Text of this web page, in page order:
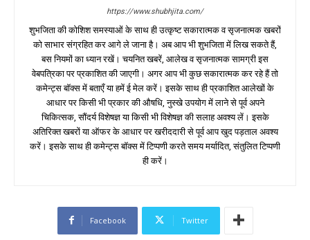
https://www.shubhjita.com/
शुभजिता की कोशिश समस्याओं के साथ ही उत्कृष्ट सकारात्मक व सृजनात्मक खबरों
को साभार संग्रहित कर आगे ले जाना है। अब आप भी शुभजिता में लिख सकते हैं,
बस नियमों का ध्यान रखें। चयनित खबरें, आलेख व सृजनात्मक सामग्री इस
वेबपत्रिका पर प्रकाशित की जाएगी। अगर आप भी कुछ सकारात्मक कर रहे हैं तो
कमेन्ट्स बॉक्स में बताएँ या हमें ई मेल करें। इसके साथ ही प्रकाशित आलेखों के
आधार पर किसी भी प्रकार की औषधि, नुस्खे उपयोग में लाने से पूर्व अपने
चिकित्सक, सौंदर्य विशेषज्ञ या किसी भी विशेषज्ञ की सलाह अवश्य लें। इसके
अतिरिक्त खबरों या ऑफर के आधार पर खरीददारी से पूर्व आप खुद पड़ताल अवश्य
करें। इसके साथ ही कमेन्ट्स बॉक्स में टिप्पणी करते समय मर्यादित, संतुलित टिप्पणी
ही करें।
Facebook Twitter